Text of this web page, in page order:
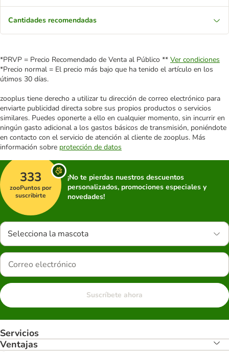
Cantidades recomendadas
*PRVP = Precio Recomendado de Venta al Público ** Ver condiciones
*Precio normal = El precio más bajo que ha tenido el artículo en los
útimos 30 días.
zooplus tiene derecho a utilizar tu dirección de correo electrónico para
enviarte publicidad directa sobre sus propios productos o servicios
similares. Puedes oponerte a ello en cualquier momento, sin incurrir en
ningún gasto adicional a los gastos básicos de transmisión, poniéndote
en contacto con el servicio de atención al cliente de zooplus. Más
información sobre protección de datos
333
zooPuntos por
suscribirte
¡No te pierdas nuestros descuentos
personalizados, promociones especiales y
novedades!
Selecciona la mascota
Suscríbete ahora
Servicios
Ventajas